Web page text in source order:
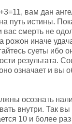
вам дан
путь истины.
смерть не
рожон иначе
суеты ибо
результата.
оно означает и
осознать
внутри. Так
10 и более